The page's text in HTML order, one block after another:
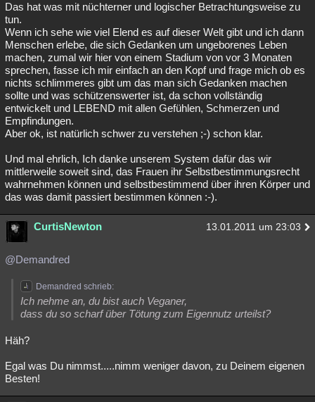
Das hat was mit nüchterner und logischer Betrachtungsweise zu
tun.
Wenn ich sehe wie viel Elend es auf dieser Welt gibt und ich dann
Menschen erlebe, die sich Gedanken um ungeborenes Leben
machen, zumal wir hier von einem Stadium von vor 3 Monaten
sprechen, fasse ich mir einfach an den Kopf und frage mich ob es
nichts schlimmeres gibt um das man sich Gedanken machen
sollte und was schützenswerter ist, da schon vollständig
entwickelt und LEBEND mit allen Gefühlen, Schmerzen und
Empfindungen.
Aber ok, ist natürlich schwer zu verstehen ;-) schon klar.
Und mal ehrlich, Ich danke unserem System dafür das wir
mittlerweile soweit sind, das Frauen ihr Selbstbestimmungsrecht
wahrnehmen können und selbstbestimmend über ihren Körper und
das was damit passiert bestimmen können :-).
CurtisNewton 13.01.2011 um 23:03
@Demandred
Demandred schrieb:
Ich nehme an, du bist auch Veganer,
dass du so scharf über Tötung zum Eigennutz urteilst?
Häh?
Egal was Du nimmst.....nimm weniger davon, zu Deinem eigenen
Besten!